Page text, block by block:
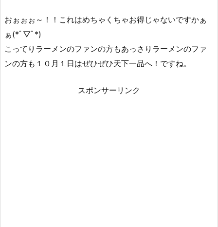
おぉぉぉ～！！これはめちゃくちゃお得じゃないですかぁ
ぁ(*ﾟ▽ﾟ*)
こってりラーメンのファンの方もあっさりラーメンのファ
ンの方も１０月１日はぜひぜひ天下一品へ！ですね。
スポンサーリンク